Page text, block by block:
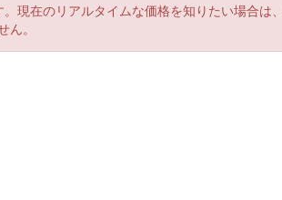
現在のリアルタイムな価格を知りたい場合
。